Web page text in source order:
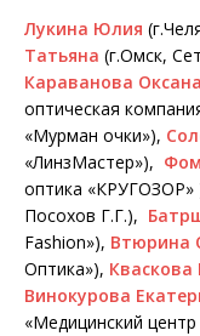
Лукина Юлия
Татьяна (г.Омск,
Караванова Оксана
оптическая
«Мурман очки»),
«ЛинзМастер»),
оптика «КРУГОЗОР»
Посохов Г.Г.),
Fashion»), Втюрина
Оптика»), Кваскова
Винокурова
«Медицинский центр